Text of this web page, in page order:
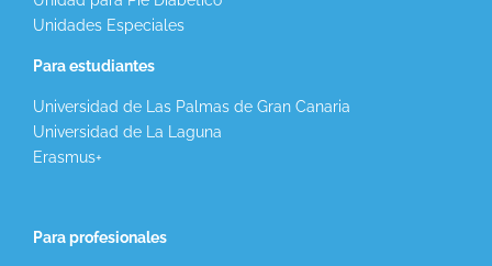
Unidades Especiales
Para estudiantes
Universidad de Las Palmas de Gran Canaria
Universidad de La Laguna
Erasmus+
Para profesionales